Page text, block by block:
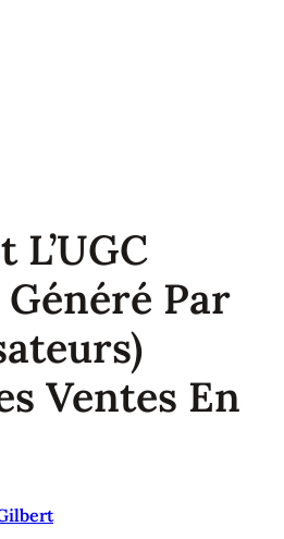
L’UGC
Par
Ventes En